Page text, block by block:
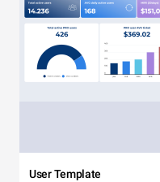
User Template